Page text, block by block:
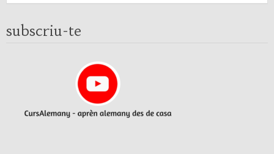
subscriu-te